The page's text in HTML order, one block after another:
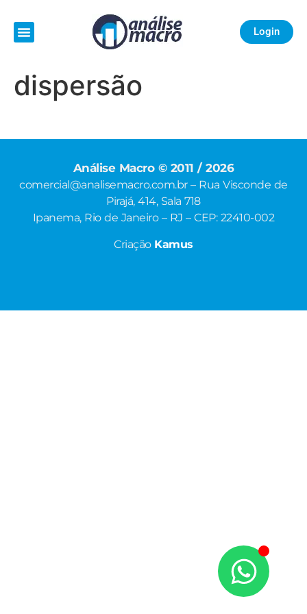
Login
dispersão
Análise Macro © 2011 / 2026
comercial@analisemacro.com.br – Rua Visconde de
Pirajá, 414, Sala 718
Ipanema, Rio de Janeiro – RJ – CEP: 22410-002
Criação Kamus